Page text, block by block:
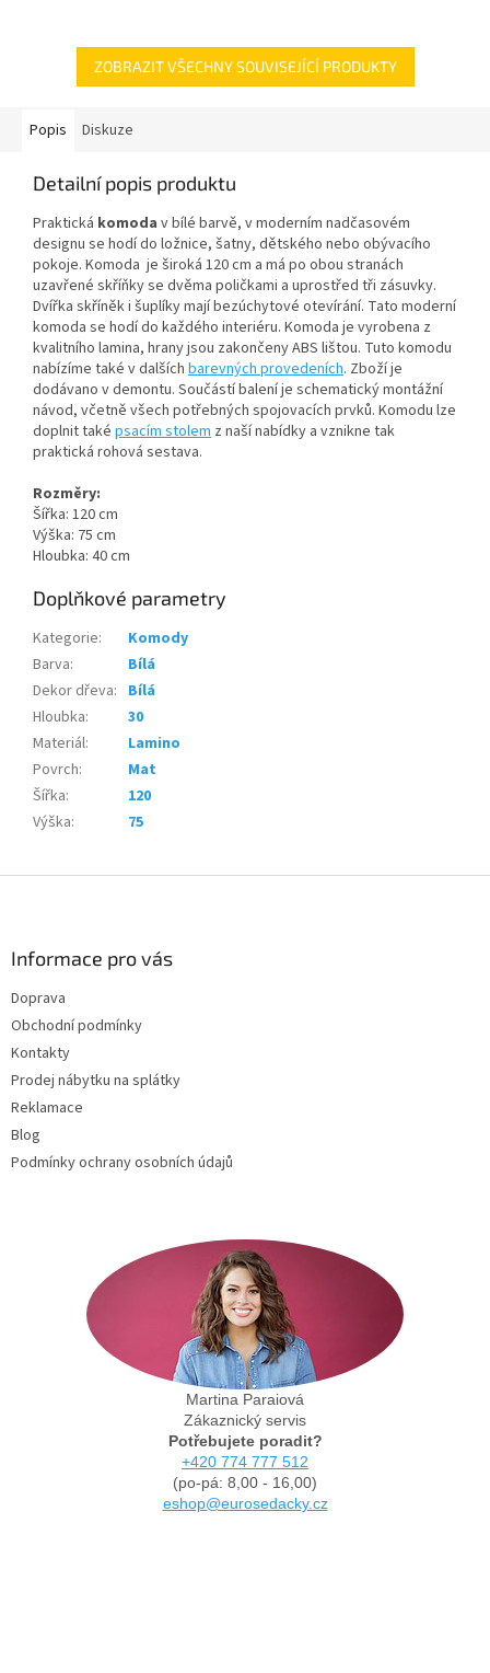
ZOBRAZIT VŠECHNY SOUVISEJÍCÍ PRODUKTY
Popis Diskuze
Detailní popis produktu
Praktická komoda v bílé barvě, v moderním nadčasovém
designu se hodí do ložnice, šatny, dětského nebo obývacího
pokoje. Komoda je široká 120 cm a má po obou stranách
uzavřené skříňky se dvěma poličkami a uprostřed tři zásuvky.
Dvířka skříněk i šuplíky mají bezúchytové otevírání. Tato moderní
komoda se hodí do každého interiéru. Komoda je vyrobena z
kvalitního lamina, hrany jsou zakončeny ABS lištou. Tuto komodu
nabízíme také v dalších barevných provedeních. Zbožíje
dodávano v demontu. Součástí balení je schematický montážní
návod, včetně všech potřebných spojovacích prvků. Komodu lze
doplnit také psacím stolem z naší nabídky a vznikne tak
praktická rohová sestava.
Rozměry:
Šířka: 120 cm
Výška: 75 cm
Hloubka: 40 cm
Doplňkové parametry
Kategorie:
Komody
Barva:
Bílá
Dekor dřeva: Bílá
Hloubka:
30
Materiál:
Lamino
Povrch:
Mat
Šířka:
120
Výška: 75
Informace pro vás
Doprava
Obchodní podmínky
Kontakty
Prodej nábytku na splátky
Reklamace
Blog
Podmínky ochrany osobních údajů
Martina Paraiová
Zákaznický servis
Potřebujete poradit?
+420 774 777 512
(po-pá: 8,00 - 16,00)
eshop@eurosedacky.cz